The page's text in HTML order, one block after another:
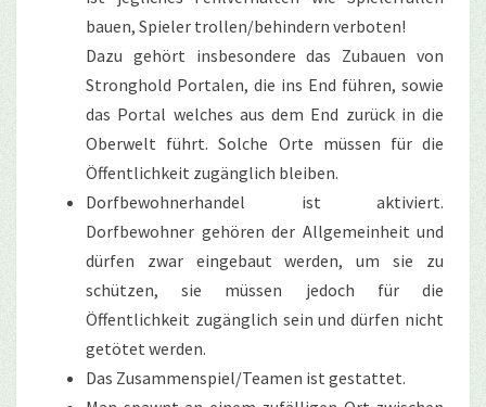
bauen, Spieler trollen/behindern verboten!
Dazu gehört insbesondere das Zubauen von
Stronghold Portalen, die ins End führen, sowie
das Portal welches aus dem End zurück in die
Oberwelt führt. Solche Orte müssen für die
Öffentlichkeit zugänglich bleiben.
Dorfbewohnerhandel ist aktiviert.
Dorfbewohner gehören der Allgemeinheit und
dürfen zwar eingebaut werden, um sie zu
schützen, sie müssen jedoch für die
Öffentlichkeit zugänglich sein und dürfen nicht
getötet werden.
Das Zusammenspiel/Teamen ist gestattet.